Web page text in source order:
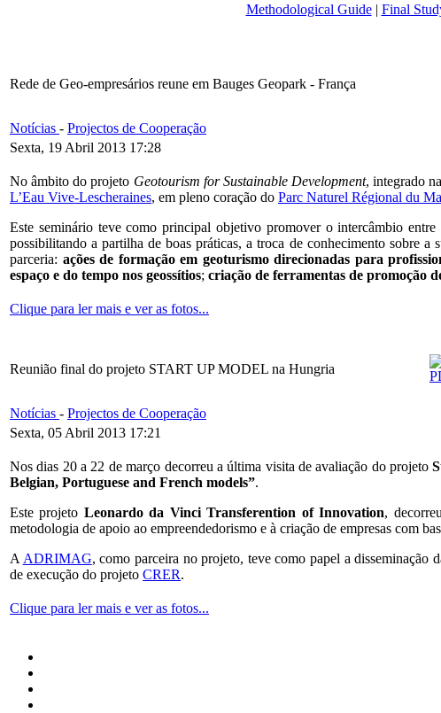
Methodological Guide| Final
Rede de Geo-empresários reune em Bauges Geopark - França
Notícias - Projectos de Cooperação
Sexta, 19 Abril 2013 17:28
No âmbito do projeto Geotourism for Sustainable Development, integrado
L’Eau Vive-Lescheraines, em pleno coração do Parc Naturel Régional du
Este seminário teve como principal objetivo promover o intercâmbio
possibilitando a partilha de boas práticas, a troca de conhecimento sobre
parceria: ações de formação em geoturismo direcionadas para
espaço e do tempo nos geossítios; criação de ferramentas de promoção
Clique para ler mais e ver as fotos...
Reunião final do projeto START UP MODEL na Hungria
Notícias - Projectos de Cooperação
Sexta, 05 Abril 2013 17:21
Nos dias 20 a 22 de março decorreu a última visita de avaliação do projeto
Belgian, Portuguese and French models”.
Este projeto Leonardo da Vinci Transferention of Innovation,
metodologia de apoio ao empreendedorismo e à criação de empresas com
A ADRIMAG, como parceira no projeto, teve como papel a disseminação
de execução do projeto CRER.
Clique para ler mais e ver as fotos...